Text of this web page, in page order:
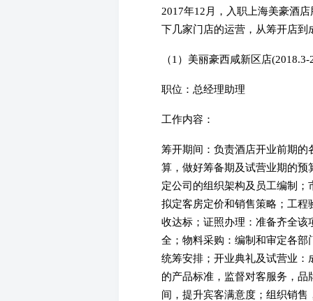
2017年12月，入职上海美豪酒
下几家门店的运营，从筹开店
（1）美丽豪西咸新区店(2018.3-
职位：总经理助理
工作内容：
筹开期间：负责酒店开业前期
算，做好筹备期及试营业期的
定公司的组织架构及员工编制
拟定客房定价和销售策略；工
收达标；证照办理：准备齐全
全；物料采购：编制和审定各
统筹安排；开业典礼及试营业
的产品标准，监督对客服务，
间，提升宾客满意度；组织销售